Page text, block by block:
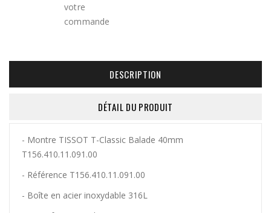
DESCRIPTION
DÉTAIL DU PRODUIT
- Montre TISSOT T-Classic Balade 40mm
T156.410.11.091.00
- Référence T156.410.11.091.00
- Boîte en acier inoxydable 316L